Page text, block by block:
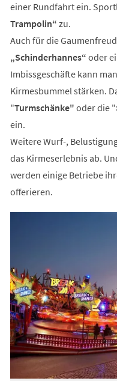
einer Rundfahrt ein.
Trampolin“ zu.
Auch für die
„Schinderhannes“ oder
Imbissgeschäfte kann
Kirmesbummel stärken.
"Turmschänke" oder die "
ein.
Weitere Wurf-,
das Kirmeserlebnis ab.
werden einige Betriebe
offerieren.